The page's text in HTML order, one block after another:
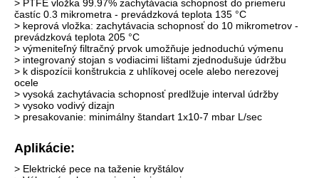
> PTFE vložka 99.97% zachytávacia schopnosť do priemeru
častíc 0.3 mikrometra - prevádzková teplota 135 °C
> keprová vložka: zachytávacia schopnosť do 10 mikrometrov -
prevádzková teplota 205 °C
> výmeniteľný filtračný prvok umožňuje jednoduchú výmenu
> integrovaný stojan s vodiacimi lištami zjednodušuje údržbu
> k dispozícii konštrukcia z uhlíkovej ocele alebo nerezovej
ocele
> vysoká zachytávacia schopnosť predlžuje interval údržby
> vysoko vodivý dizajn
> presakovanie: minimálny štandart 1x10-7 mbar L/sec
Aplikácie:
> Elektrické pece na taženie kryštálov